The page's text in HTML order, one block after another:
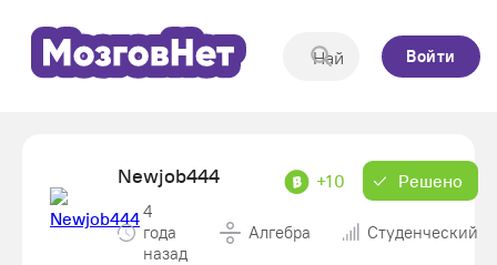
Войти
Newjob444 +10 Решено
4
года
назад
Алгебра Студенческий